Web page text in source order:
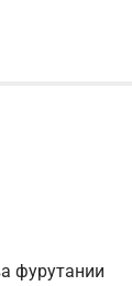
фурутании